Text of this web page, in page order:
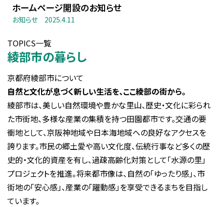
ホームページ開設のお知らせ
お知らせ 2025.4.11
TOPICS一覧
綾部市の暮らし
京都府綾部市について
自然と文化が息づく新しい生活を、ここ綾部の街から。
綾部市は、美しい自然環境や豊かな里山、歴史・文化に彩られ
た市街地、多様な産業の集積を持つ田園都市です。交通の要
衝地として、京阪神地域や日本海地域への良好なアクセスを
誇ります。市民の郷土愛や高い文化度、伝統行事など多くの歴
史的・文化的資産を有し、過疎高齢化対策として「水源の里」
プロジェクトを推進。将来都市像は、自然の「ゆったり感」、市
街地の「安心感」、産業の「躍動感」を享受できるまちを目指し
ています。